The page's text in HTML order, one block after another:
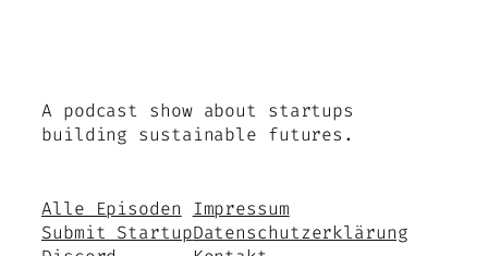
A podcast show about startups
building sustainable futures.
Alle Episoden
Submit Startup
Impressum
Datenschutzerklärung